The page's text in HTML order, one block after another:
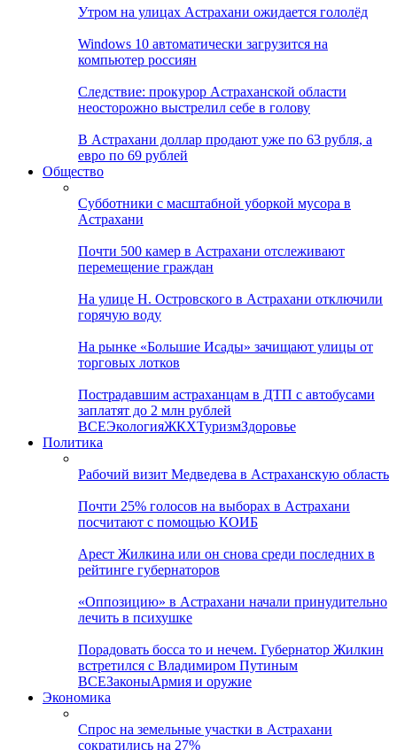
Утром на улицах Астрахани ожидается гололёд
Windows 10 автоматически загрузится на
компьютер россиян
Следствие: прокурор Астраханской области
неосторожно выстрелил себе в голову
В Астрахани доллар продают уже по 63 рубля, а
евро по 69 рублей
Общество
Субботники с масштабной уборкой мусора в
Астрахани
Почти 500 камер в Астрахани отслеживают
перемещение граждан
На улице Н. Островского в Астрахани отключили
горячую воду
На рынке «Большие Исады» зачищают улицы от
торговых лотков
Пострадавшим астраханцам в ДТП с автобусами
заплатят до 2 млн рублей
ВСЕЭкологияЖКХТуризмЗдоровье
Политика
Рабочий визит Медведева в Астраханскую область
Почти 25% голосов на выборах в Астрахани
посчитают с помощью КОИБ
Арест Жилкина или он снова среди последних в
рейтинге губернаторов
«Оппозицию» в Астрахани начали принудительно
лечить в психушке
Порадовать босса то и нечем. Губернатор Жилкин
встретился с Владимиром Путиным
ВСЕЗаконыАрмия и оружие
Экономика
Спрос на земельные участки в Астрахани
сократились на 27%